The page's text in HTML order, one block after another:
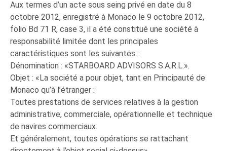
Aux termes d’un acte sous seing privé en date du 8
octobre 2012, enregistré à Monaco le 9 octobre 2012,
folio Bd 71 R, case 3, il a été constitué une société à
responsabilité limitée dont les principales
caractéristiques sont les suivantes :
Dénomination : «STARBOARD ADVISORS S.A.R.L.».
Objet : «La société a pour objet, tant en Principauté de
Monaco qu’à l’étranger :
Toutes prestations de services relatives à la gestion
administrative, commerciale, opérationnelle et technique
de navires commerciaux.
Et généralement, toutes opérations se rattachant